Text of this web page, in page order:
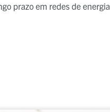
prazo em redes de energia